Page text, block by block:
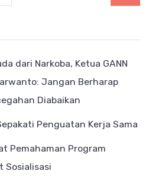
dari Narkoba, Ketua GANN
Jangan Berharap
Diabaikan
Penguatan Kerja Sama
Pemahaman Program
Sosialisasi